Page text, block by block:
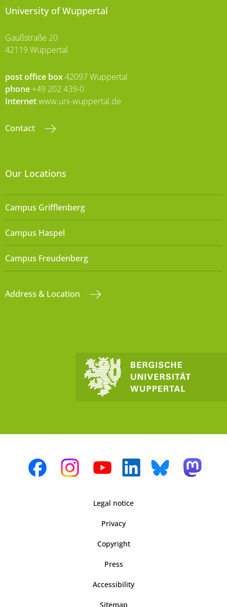
University of Wuppertal
Gaußstraße 20
42119 Wuppertal
post office box42097 Wuppertal
phone +49 202 439-0
Internetwww.uni-wuppertal.de
Contact
Our Locations
Campus Grifflenberg
Campus Haspel
Campus Freudenberg
Address & Location
Legal notice
Privacy
Copyright
Press
Accessibility
Sitemap